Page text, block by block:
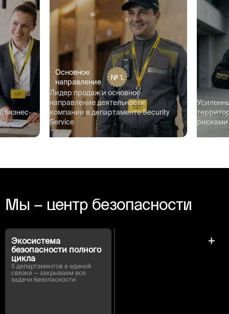
бизнес-
Основное
направление
Лидер продаж и основное
направление деятельности
компании в департаменте Security
Service
рисками
Мы – центр безопасности
Экосистема
безопасности полного
цикла
5 департаментов в единой
связке — закрываем все
задачи безопасности